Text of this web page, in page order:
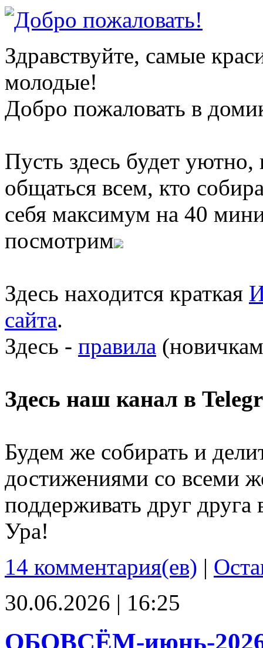
Здравствуйте, самые
молодые!
Добро пожаловать в
Пусть здесь будет
общаться всем, кто
себя максимум на 40
посмотрим
Здесь находится краткая
сайта.
Здесь - правила
Здесь наш канал в
Будем же собирать и
достижениями со всеми
поддерживать друг
Ура!
14 комментария(ев) |
30.06.2026 | 16:25
ОБОВСЁМ-июнь-